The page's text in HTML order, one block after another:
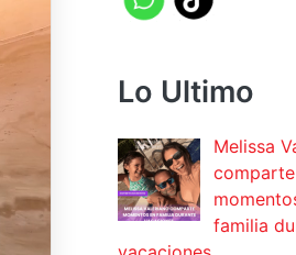
Lo Ultimo
Melissa
comparte
familia